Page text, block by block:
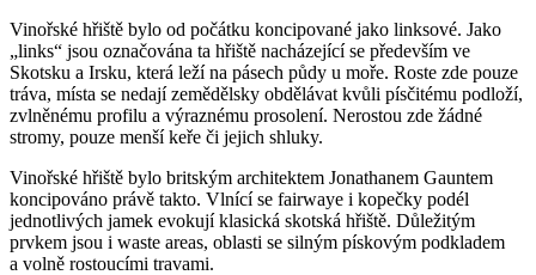
Vinořské hřiště bylo od počátku koncipované jako linksové. Jako
„links“ jsou označována ta hřiště nacházející se především ve
Skotsku a Irsku, která leží na pásech půdy u moře. Roste zde pouze
tráva, místa se nedají zemědělsky obdělávat kvůli písčitému podloží,
zvlněnému profilu a výraznému prosolení. Nerostou zde žádné
stromy, pouze menší keře či jejich shluky.
Vinořské hřiště bylo britským architektem Jonathanem Gauntem
koncipováno právě takto. Vlnící se fairwaye i kopečky podél
jednotlivých jamek evokují klasická skotská hřiště. Důležitým
prvkem jsou i waste areas, oblasti se silným pískovým podkladem
a volně rostoucími travami.